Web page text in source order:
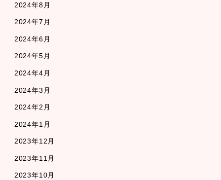
2024年8月
2024年7月
2024年6月
2024年5月
2024年4月
2024年3月
2024年2月
2024年1月
2023年12月
2023年11月
2023年10月